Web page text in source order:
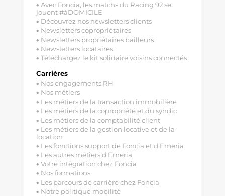
Avec Foncia, les matchs du Racing 92 se
jouent #àDOMICILE
Découvrez nos newsletters clients
Newsletters copropriétaires
Newsletters propriétaires bailleurs
Newsletters locataires
Téléchargez le kit solidaire voisins connectés
Carrières
Nos engagements RH
Nos métiers
Les métiers de la transaction immobilière
Les métiers de la copropriété et du syndic
Les métiers de la comptabilité client
Les métiers de la gestion locative et de la
location
Les fonctions support de Foncia et d'Emeria
Les autres métiers d'Emeria
Votre intégration chez Foncia
Nos formations
Les parcours de carrière chez Foncia
Notre politique mobilité